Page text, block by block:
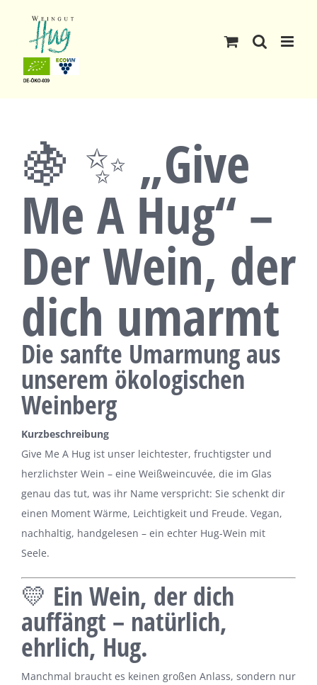
content
🍇 ✨ „Give
Me A Hug“ –
Der Wein, der
dich umarmt
Die sanfte Umarmung aus
unserem ökologischen
Weinberg
Kurzbeschreibung
Give Me A Hug ist unser leichtester, fruchtigster und
herzlichster Wein – eine Weißweincuvée, die im Glas
genau das tut, was ihr Name verspricht: Sie schenkt dir
einen Moment Wärme, Leichtigkeit und Freude. Vegan,
nachhaltig, handgelesen – ein echter Hug-Wein mit
Seele.
💛 Ein Wein, der dich
auffängt – natürlich,
ehrlich, Hug.
Manchmal braucht es keinen großen Anlass, sondern nur